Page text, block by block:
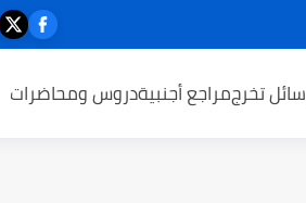
تخرجمراجع أجنبيةدروس ومحاضرات